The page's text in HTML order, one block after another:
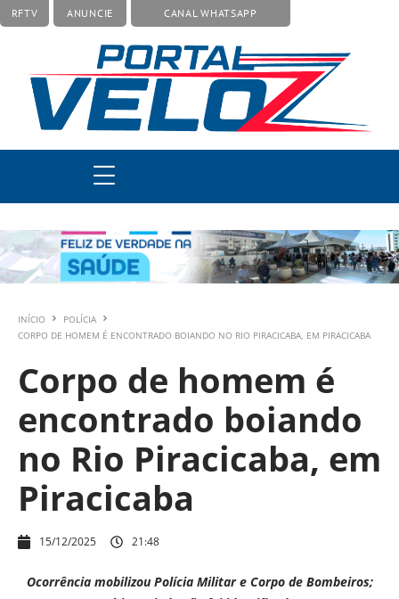
RFTV ANUNCIE CANAL WHATSAPP
INÍCIO
POLÍCIA
CORPO DE HOMEM É ENCONTRADO BOIANDO NO RIO PIRACICABA, EM PIRACICABA
Corpo de homem é
encontrado boiando
no Rio Piracicaba, em
Piracicaba
15/12/2025 21:48
Ocorrência mobilizou Polícia Militar e Corpo de Bombeiros;